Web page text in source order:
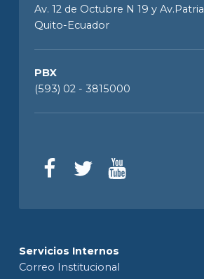
Av. 12 de Octubre N 19 y Av.Patria
Quito-Ecuador
PBX
(593) 02 - 3815000
Servicios Internos
Correo Institucional